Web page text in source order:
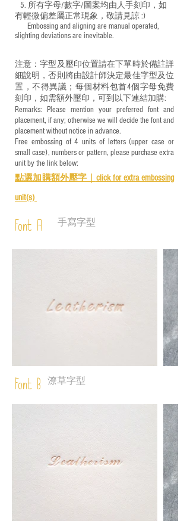
5. 所有字母/數字/圖案均由人手刻印，如
有輕微偏差屬正常現象，敬請見諒 :)
​ Embossing and aligning are manual operated,
slighting deviations are inevitable.
注意：字型及壓印位置請在下單時於備註詳
細說明，否則將由設計師決定最佳字型及位
置，不得異議；每個材料包首4個字母免費
刻印，如需額外壓印，可到以下連結加購:
Remarks: Please mention your preferred font and
placement, if any; otherwise we will decide the font and
placement without notice in advance.
Free embossing of 4 units of letters (upper case or
small case), numbers or pattern, please purchase extra
unit by the link below:
點選加購額外壓字｜ click for extra embossing
unit(s)
Font A 手寫字型
Font B 潦草字型